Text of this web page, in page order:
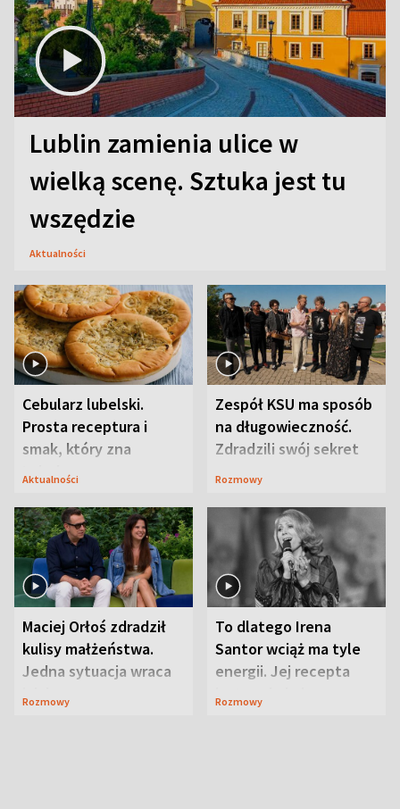
Lublin zamienia ulice w
wielką scenę. Sztuka jest tu
wszędzie
Aktualności
Cebularz lubelski.
Prosta receptura i
smak, który zna
Lubelszczyzna
Aktualności
Zespół KSU ma sposób
na długowieczność.
Zdradzili swój sekret
Rozmowy
Maciej Orłoś zdradził
kulisy małżeństwa.
Jedna sytuacja wraca
jak bumerang
Rozmowy
To dlatego Irena
Santor wciąż ma tyle
energii. Jej recepta
jest zaskakująco
Rozmowy